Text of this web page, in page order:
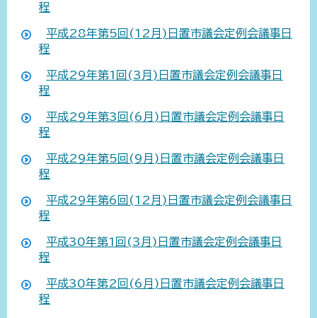
程
平成28年第5回(12月)日置市議会定例会議事日
程
平成29年第1回(3月)日置市議会定例会議事日
程
平成29年第3回(6月)日置市議会定例会議事日
程
平成29年第5回(9月)日置市議会定例会議事日
程
平成29年第6回(12月)日置市議会定例会議事日
程
平成30年第1回(3月)日置市議会定例会議事日
程
平成30年第2回(6月)日置市議会定例会議事日
程